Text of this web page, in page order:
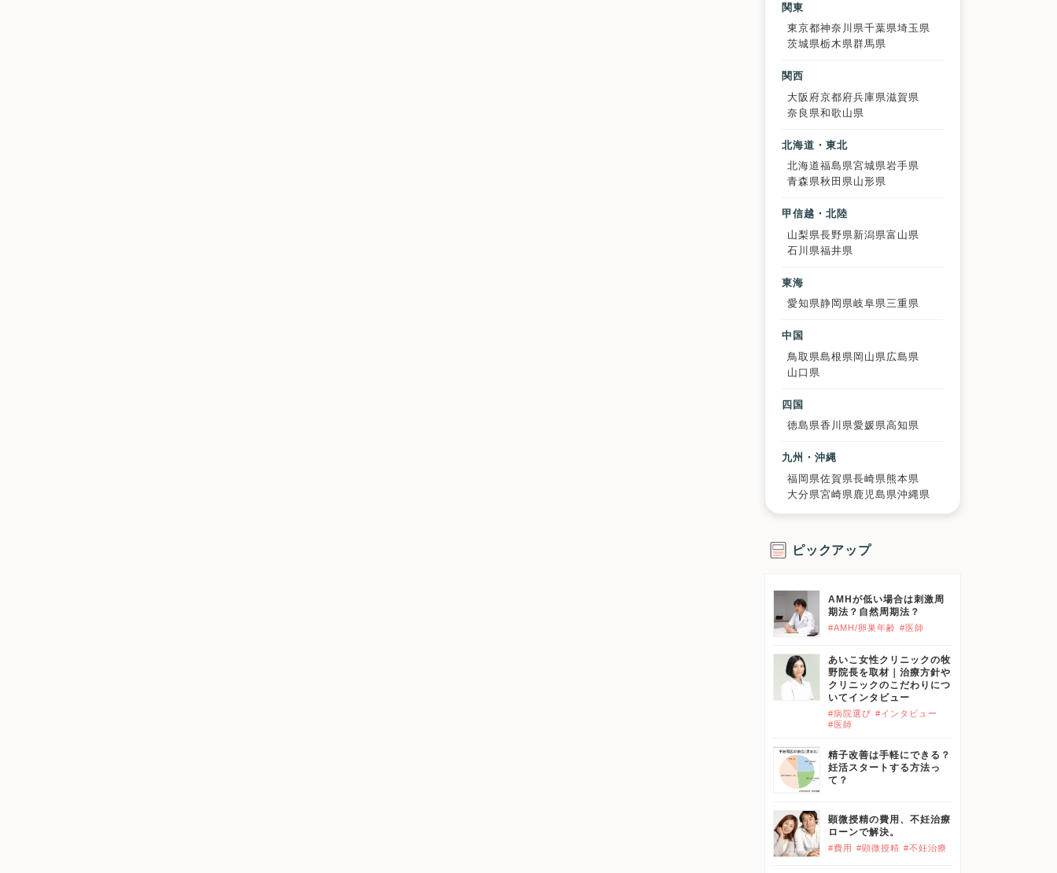
関東
東京都神奈川県千葉県埼玉県
茨城県栃木県群馬県
関西
大阪府京都府兵庫県滋賀県
奈良県和歌山県
北海道・東北
北海道福島県宮城県岩手県
青森県秋田県山形県
甲信越・北陸
山梨県長野県 新潟県富山県
石川県福井県
東海
愛知県静岡県岐阜県三重県
中国
鳥取県島根県 岡山県 広島県
山口県
四国
徳島県香川県愛媛県高知県
九州・沖縄
福岡県佐賀県長崎県 熊本県
大分県宮崎県 鹿児島県沖縄県
ピックアップ
AMHが低い場合は刺激周
期法？自然周期法？
#AMH/卵巣年齢 #医師
あいこ女性クリニックの牧
野院長を取材｜治療方針や
クリニックのこだわりにつ
いてインタビュー
#病院選び #インタビュー
#医師
精子改善は手軽にできる？
妊活スタートする方法っ
て？
顕微授精の費用、不妊治療
ローンで解決。
#費用 #顕微授精 #不妊治療